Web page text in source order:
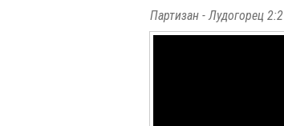
Партизан - Лудогорец 2:2